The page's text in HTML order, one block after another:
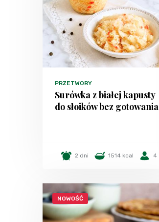
PRZETWORY
Surówka z białej kapusty
do słoików bez gotowania
2 dni 1514 kcal 4
NOWOŚĆ